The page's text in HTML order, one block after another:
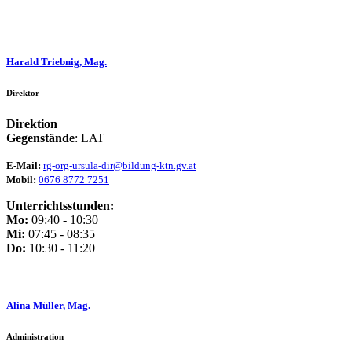
Harald Triebnig, Mag.
Direktor
Direktion
Gegenstände: LAT
E-Mail: rg-org-ursula-dir@bildung-ktn.gv.at
Mobil: 0676 8772 7251
Unterrichtsstunden:
Mo: 09:40 - 10:30
Mi: 07:45 - 08:35
Do: 10:30 - 11:20
Alina Müller, Mag.
Administration